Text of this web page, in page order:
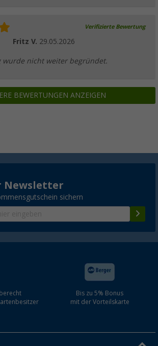
Verifizierte Bewertung
Fritz V. 29.05.2026
wurde nicht weiter begründet.
BEWERTUNGEN ANZEIGEN
Newsletter
sichern
Bis zu 5% Bonus
mit der Vorteilskarte